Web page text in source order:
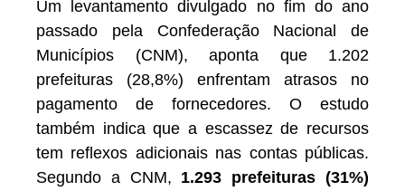
Um levantamento divulgado no fim do ano
passado pela Confederação Nacional de
Municípios (CNM), aponta que 1.202
prefeituras (28,8%) enfrentam atrasos no
pagamento de fornecedores. O estudo
também indica que a escassez de recursos
tem reflexos adicionais nas contas públicas.
Segundo a CNM, 1.293 prefeituras (31%)